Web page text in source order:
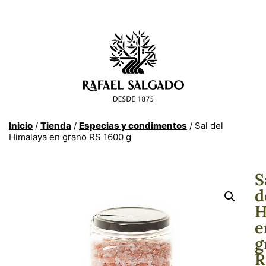
Inicio / Tienda / Especias y condimentos / Sal del
Himalaya en grano RS 1600 g